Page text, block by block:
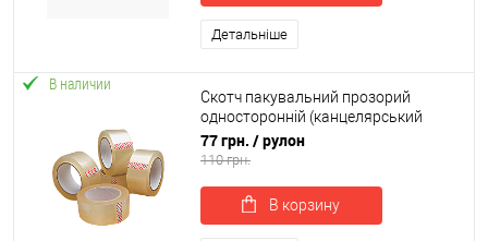
Детальніше
В наличии
Скотч пакувальний прозорий
односторонній (канцелярський
скотч-стрічка) 38мк, 48мм*200м
SoundProOFF (sp-0028)
77 грн. / рулон
110 грн.
В корзину